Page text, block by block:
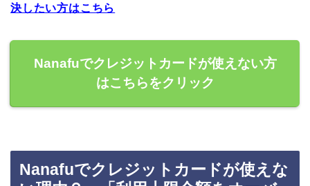
決したい方はこちら
Nanafuでクレジットカードが使えない方
はこちらをクリック
Nanafuでクレジットカードが使えな